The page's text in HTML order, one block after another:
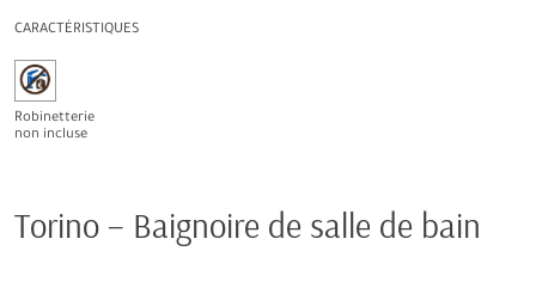
CARACTÉRISTIQUES
Robinetterie
non incluse
Torino – Baignoire de salle de bain